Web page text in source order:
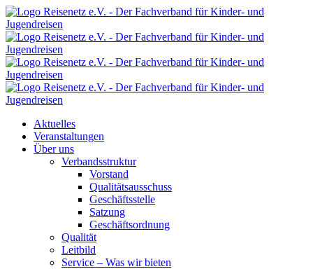
Aktuelles
Veranstaltungen
Über uns
Verbandsstruktur
Vorstand
Qualitätsausschuss
Geschäftsstelle
Satzung
Geschäftsordnung
Qualität
Leitbild
Service – Was wir bieten